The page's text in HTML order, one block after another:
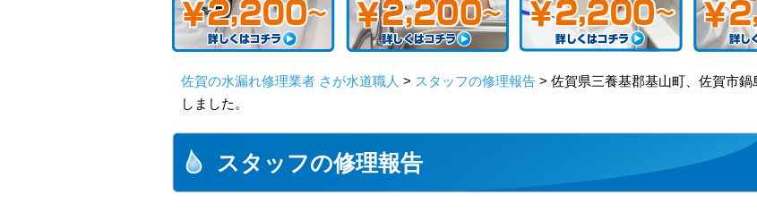
佐賀の水漏れ修理業者 さが水道職人 > スタッフの修理報告 > 佐賀県三養基郡基山町、佐賀市
しました。
スタッフの修理報告